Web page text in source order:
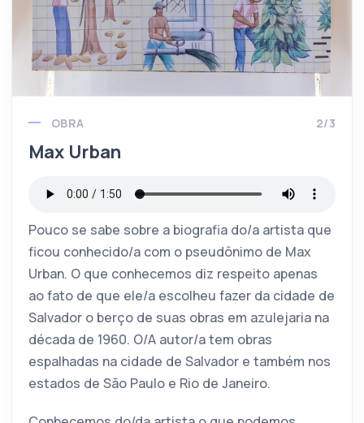
OBRA 2/3
Max Urban
Pouco se sabe sobre a biografia do/a artista que
ficou conhecido/a com o pseudônimo de Max
Urban. O que conhecemos diz respeito apenas
ao fato de que ele/a escolheu fazer da cidade de
Salvador o berço de suas obras em azulejaria na
década de 1960. O/A autor/a tem obras
espalhadas na cidade de Salvador e também nos
estados de São Paulo e Rio de Janeiro.